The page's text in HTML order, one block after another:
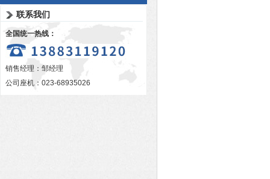
联系我们
全国统一热线：
销售经理：邹经理
公司座机：023-68935026